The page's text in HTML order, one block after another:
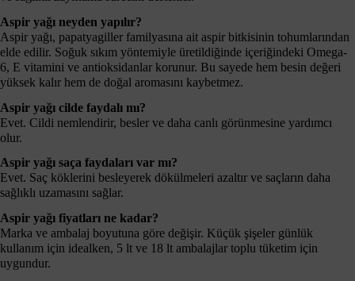
Aspir yağı neyden yapılır?
Aspir yağı, papatyagiller familyasına ait aspir bitkisinin tohumlarından
elde edilir. Soğuk sıkım yöntemiyle üretildiğinde içeriğindeki Omega-
6, E vitamini ve antioksidanlar korunur. Bu sayede hem besin değeri
yüksek kalır hem de doğal aromasını kaybetmez.
Aspir yağı cilde faydalı mı?
Evet. Cildi nemlendirir, besler ve daha canlı görünmesine yardımcı
olur.
Aspir yağı saça faydaları var mı?
Evet. Saç köklerini besleyerek dökülmeleri azaltır ve saçların daha
sağlıklı uzamasını sağlar.
Aspir yağı fiyatları ne kadar?
Marka ve ambalaj boyutuna göre değişir. Küçük şişeler günlük
kullanım için idealken, 5 lt ve 18 lt ambalajlar toplu tüketim için
uygundur.